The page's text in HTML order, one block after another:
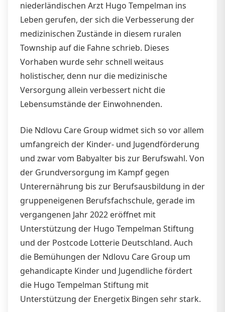
niederländischen Arzt Hugo Tempelman ins
Leben gerufen, der sich die Verbesserung der
medizinischen Zustände in diesem ruralen
Township auf die Fahne schrieb. Dieses
Vorhaben wurde sehr schnell weitaus
holistischer, denn nur die medizinische
Versorgung allein verbessert nicht die
Lebensumstände der Einwohnenden.
Die Ndlovu Care Group widmet sich so vor allem
umfangreich der Kinder- und Jugendförderung
und zwar vom Babyalter bis zur Berufswahl. Von
der Grundversorgung im Kampf gegen
Unterernährung bis zur Berufsausbildung in der
gruppeneigenen Berufsfachschule, gerade im
vergangenen Jahr 2022 eröffnet mit
Unterstützung der Hugo Tempelman Stiftung
und der Postcode Lotterie Deutschland. Auch
die Bemühungen der Ndlovu Care Group um
gehandicapte Kinder und Jugendliche fördert
die Hugo Tempelman Stiftung mit
Unterstützung der Energetix Bingen sehr stark.